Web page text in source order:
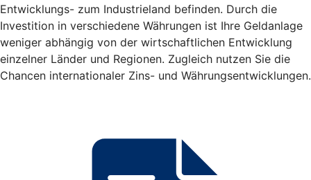
Entwicklungs- zum Industrieland befinden. Durch die
Investition in verschiedene Währungen ist Ihre Geldanlage
weniger abhängig von der wirtschaftlichen Entwicklung
einzelner Länder und Regionen. Zugleich nutzen Sie die
Chancen internationaler Zins- und Währungsentwicklungen.